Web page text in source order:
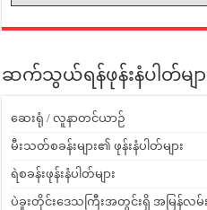
ဆက်သွယ်ရန်ဖုန်းနံပါတ်မျာ
ဆေးရုံ / လူနာတင်ယာဉ်
မီးသတ်စခန်းများ၏ ဖုန်းနံပါတ်များ
ရဲစခန်းဖုန်းနံပါတ်များ
ပဲခူးတိုင်းဒေသကြီးအတွင်းရှိ အမြန်လမ်း